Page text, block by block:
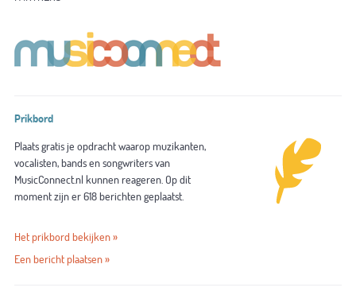
Prikbord
Plaats gratis je opdracht waarop muzikanten,
vocalisten, bands en songwriters van
MusicConnect.nl kunnen reageren. Op dit
moment zijn er 618 berichten geplaatst.
Het prikbord bekijken »
Een bericht plaatsen »